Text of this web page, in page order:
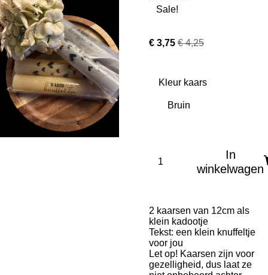
Sale!
€ 3,75 € 4,25
Kleur kaars
In
winkelwagen
2 kaarsen van 12cm als
klein kadootje
Tekst: een klein knuffeltje
voor jou
Let op! Kaarsen zijn voor
gezelligheid, dus laat ze